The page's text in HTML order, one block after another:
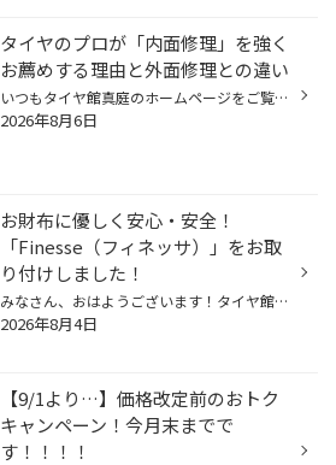
タイヤのプロが「内面修理」を強く
お薦めする理由と外面修理との違い
いつもタイヤ館真庭のホームページをご覧いただきありがとうございます。 真庭市も本格的な梅雨のシーズンを迎えましたが、 愛車のタイヤの空気圧や状態はチェックされていますか？ 実は、 「雨の日は晴れの日よりもパンクが発生しやすい」 ということをご存知でしょうか。 路面が雨で濡れると、道...
2026年8月6日
お財布に優しく安心・安全！
「Finesse（フィネッサ）」をお取
り付けしました！
みなさん、おはようございます！タイヤ館真庭です。 本日は、トヨタのコンパクトカー「パッソ」のタイヤ交換作業をご紹介いたします！ 今回お選びいただいたタイヤは、 ブリヂストンの新世代技術が詰まったハイクオリティタイヤ 【FINESSA HB01（フィネッサ エイチビーゼロワン）】です。 雨の日の...
2026年8月4日
【9/1より…】価格改定前のおトク
キャンペーン！今月末までで
す！！！！